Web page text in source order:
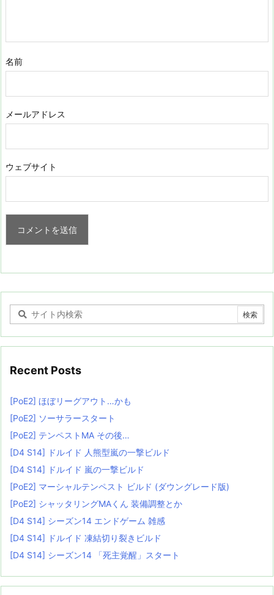
名前
メールアドレス
ウェブサイト
Recent Posts
[PoE2] ほぼリーグアウト…かも
[PoE2] ソーサラースタート
[PoE2] テンペストMA その後…
[D4 S14] ドルイド 人熊型嵐の一撃ビルド
[D4 S14] ドルイド 嵐の一撃ビルド
[PoE2] マーシャルテンペスト ビルド (ダウングレード版)
[PoE2] シャッタリングMAくん 装備調整とか
[D4 S14] シーズン14 エンドゲーム 雑感
[D4 S14] ドルイド 凍結切り裂きビルド
[D4 S14] シーズン14 「死主覚醒」スタート